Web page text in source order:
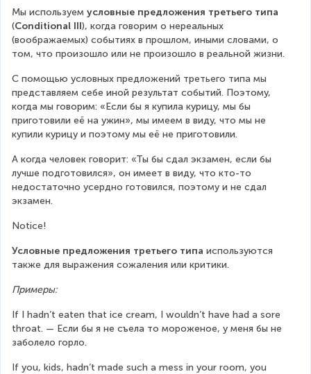
Мы используем условные предложения третьего типа
(Conditional III), когда говорим о нереальных
(воображаемых) событиях в прошлом, иными словами, о
том, что произошло или не произошло в реальной жизни.
С помощью условных предложений третьего типа мы
представляем себе иной результат событий. Поэтому,
когда мы говорим: «Если бы я купила курицу, мы бы
приготовили её на ужин», мы имеем в виду, что мы не
купили курицу и поэтому мы её не приготовили.
А когда человек говорит: «Ты бы сдал экзамен, если бы
лучше подготовился», он имеет в виду, что кто-то
недостаточно усердно готовился, поэтому и не сдал
экзамен.
Notice!
Условные предложения третьего типа используются
также для выражения сожаления или критики.
Примеры:
If I hadn’t eaten that ice cream, I wouldn’t have had a sore
throat. — Если бы я не съела то мороженое, у меня бы не
заболело горло.
If you, kids, hadn’t made such a mess in your room, you